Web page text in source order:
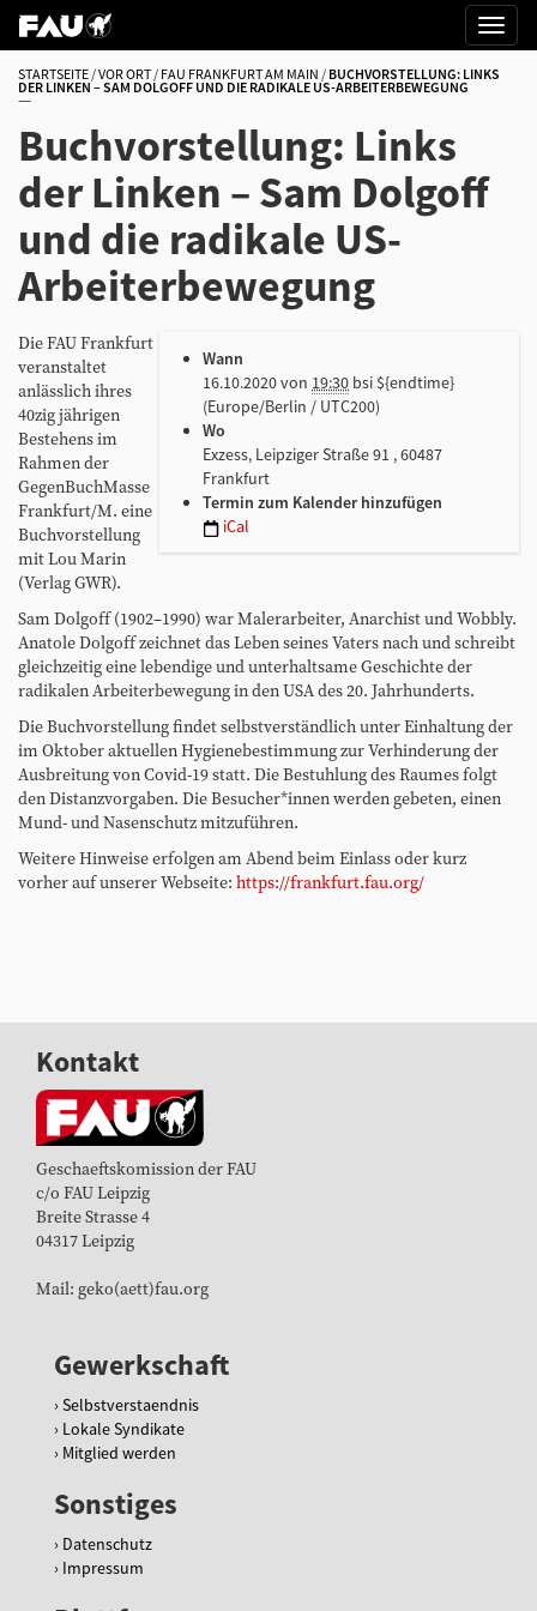
STARTSEITE VOR ORT FAU FRANKFURT AM MAIN BUCHVORSTELLUNG: LINKS
DER LINKEN – SAM DOLGOFF UND DIE RADIKALE US-ARBEITERBEWEGUNG
Buchvorstellung: Links
der Linken – Sam Dolgoff
und die radikale US-
Arbeiterbewegung
h
t
t
p
s
:
/
/
w
w
w
f
a
u
.
o
r
g
/
v
r
-
Wann
16.10.2020von 19:30 bsi ${endtime}
(Europe/Berlin / UTC200)
Wo
Exzess, Leipziger Straße 91 , 60487
Frankfurt
Termin zum Kalender hinzufügen
iCal
Die FAU Frankfurt
veranstaltet
anlässlich ihres
40zig jährigen
Bestehens im
Rahmen der
GegenBuchMasse
Frankfurt/M. eine
Buchvorstellung
mit Lou Marin
(Verlag GWR).
Sam Dolgoff (1902–1990) war Malerarbeiter, Anarchist und Wobbly.
Anatole Dolgoff zeichnet das Leben seines Vaters nach und schreibt
gleichzeitig eine lebendige und unterhaltsame Geschichte der
radikalen Arbeiterbewegung in den USA des 20. Jahrhunderts.
Die Buchvorstellung findet selbstverständlich unter Einhaltung der
im Oktober aktuellen Hygienebestimmung zur Verhinderung der
Ausbreitung von Covid-19 statt. Die Bestuhlung des Raumes folgt
den Distanzvorgaben. Die Besucher*innen werden gebeten, einen
Mund- und Nasenschutz mitzuführen.
Weitere Hinweise erfolgen am Abend beim Einlass oder kurz
vorher auf unserer Webseite: https://frankfurt.fau.org/
Kontakt
Geschaeftskomission der FAU
c/o FAU Leipzig
Breite Strasse 4
04317 Leipzig
Mail: geko(aett)fau.org
Gewerkschaft
Selbstverstaendnis
Lokale Syndikate
Mitglied werden
Sonstiges
Datenschutz
Impressum